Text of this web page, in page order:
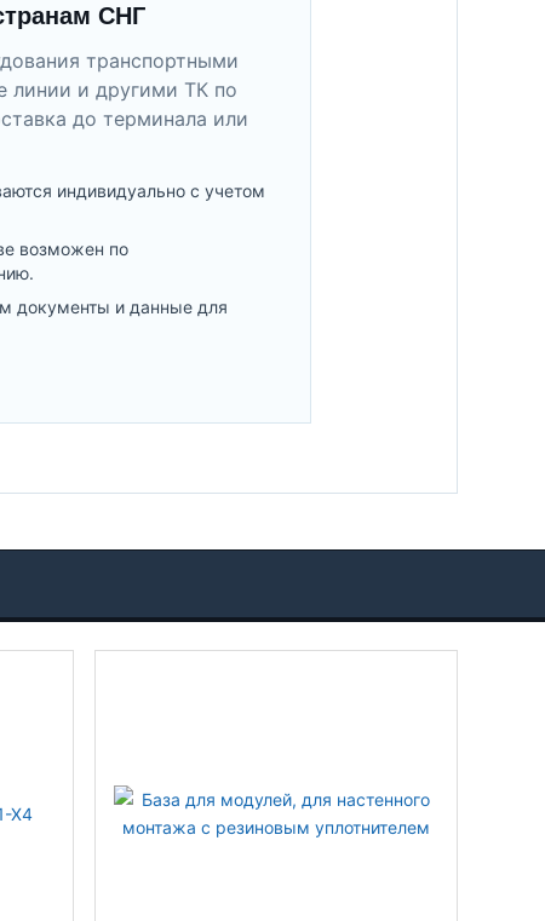
СНГ
транспортными
и другими ТК по
до терминала или
индивидуально с учетом
возможен по
документы и данные для